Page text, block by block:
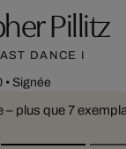
Pillitz
DANCE I
• Signée
– plus que 7